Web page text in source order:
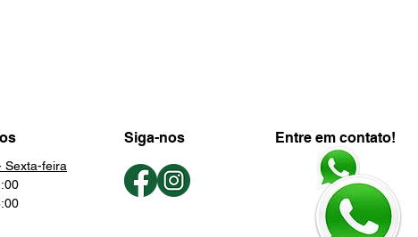
Sexta-feira
Siga-nos Entre em contato!